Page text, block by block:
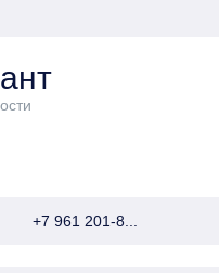
+7 961 201-8...